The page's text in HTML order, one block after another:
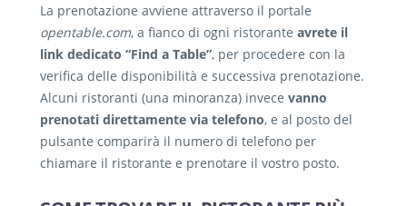
La prenotazione avviene attraverso il portale
opentable.com, a fianco di ogni ristorante avrete il
link dedicato “Find a Table”, per procedere con la
verifica delle disponibilità e successiva prenotazione.
Alcuni ristoranti (una minoranza) invece vanno
prenotati direttamente via telefono, e al posto del
pulsante comparirà il numero di telefono per
chiamare il ristorante e prenotare il vostro posto.